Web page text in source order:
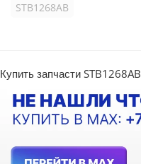
STB1268AB
Купить запчасти STB1268AB